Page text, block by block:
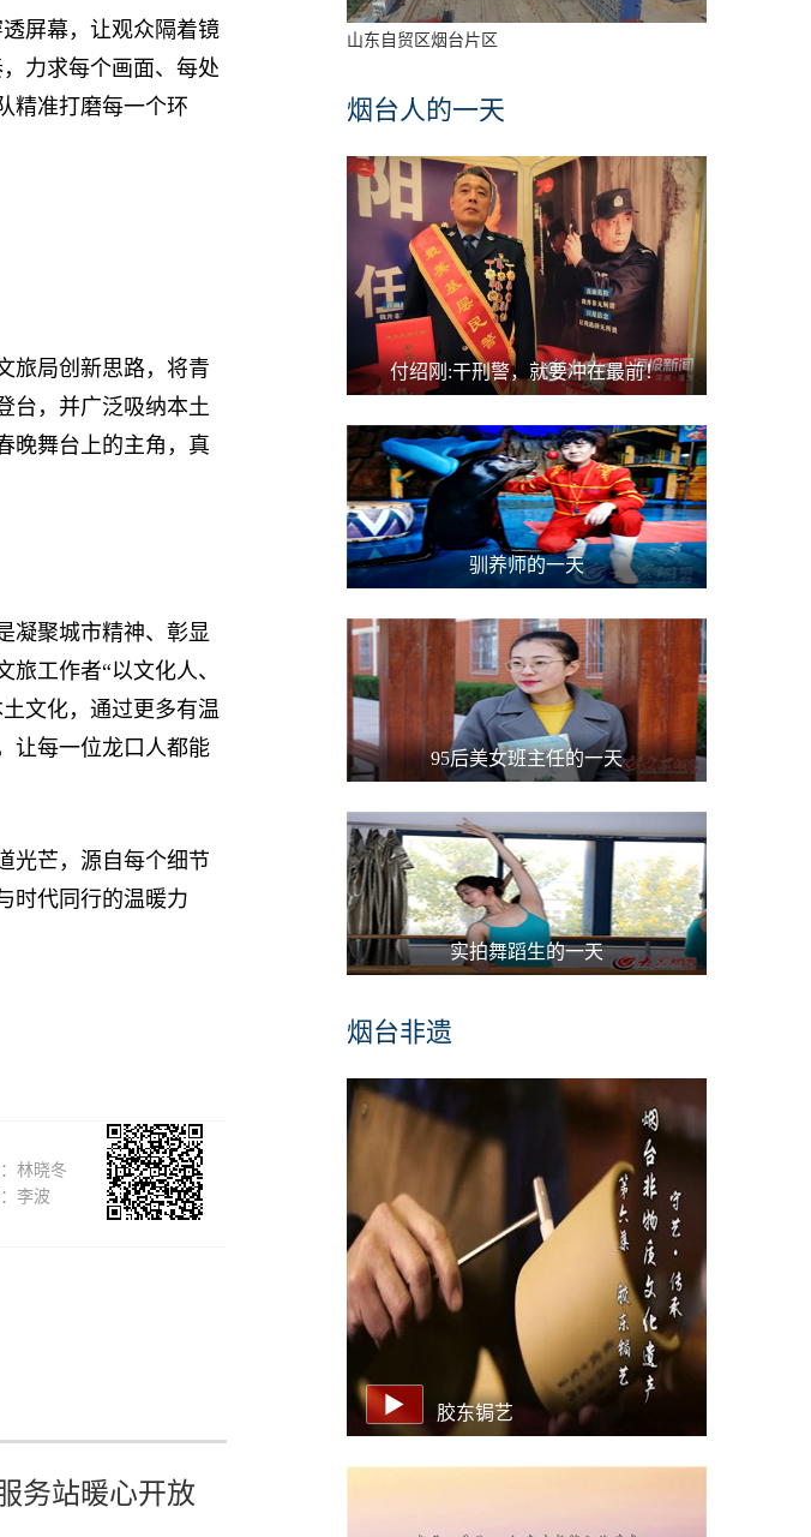
屏幕，让观众隔着镜
力求每个画面、每处
精准打磨每一个环
局创新思路，将青
台，并广泛吸纳本土
晚舞台上的主角，真
聚城市精神、彰显
工作者“以文化人、
文化，通过更多有温
让每一位龙口人都能
光芒，源自每个细节
时代同行的温暖力
林晓冬
李波
务站暖心开放
山东自贸区烟台片区
烟台人的一天
付绍刚:干刑警，就要冲在最前！
驯养师的一天
95后美女班主任的一天
实拍舞蹈生的一天
烟台非遗
胶东锔艺